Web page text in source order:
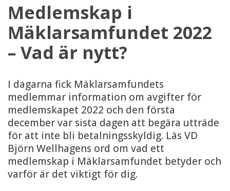
Medlemskap i
Mäklarsamfundet 2022
– Vad är nytt?
I dagarna fick Mäklarsamfundets
medlemmar information om avgifter för
medlemskapet 2022 och den första
december var sista dagen att begära utträde
för att inte bli betalningsskyldig. Läs VD
Björn Wellhagens ord om vad ett
medlemskap i Mäklarsamfundet betyder och
varför är det viktigt för dig.